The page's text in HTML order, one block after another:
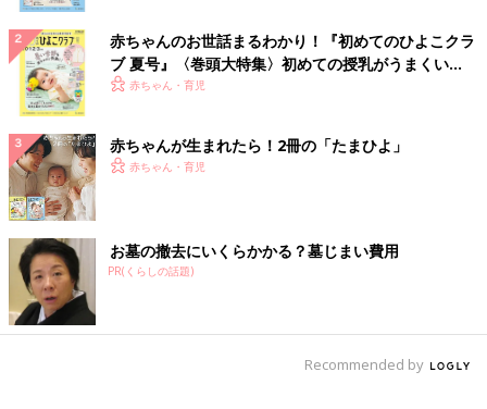
赤ちゃんのお世話まるわかり！『初めてのひよこクラ
ブ 夏号』〈巻頭大特集〉初めての授乳がうまくい
く！ おっぱい・ミルクの基本と夏のトラブル 解決テ
赤ちゃん・育児
赤ちゃんが生まれたら！2冊の「たまひよ」
赤ちゃん・育児
お墓の撤去にいくらかかる？墓じまい費用
PR(くらしの話題)
Recommended by